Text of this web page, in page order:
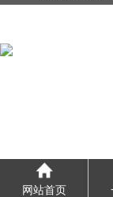
网站首页